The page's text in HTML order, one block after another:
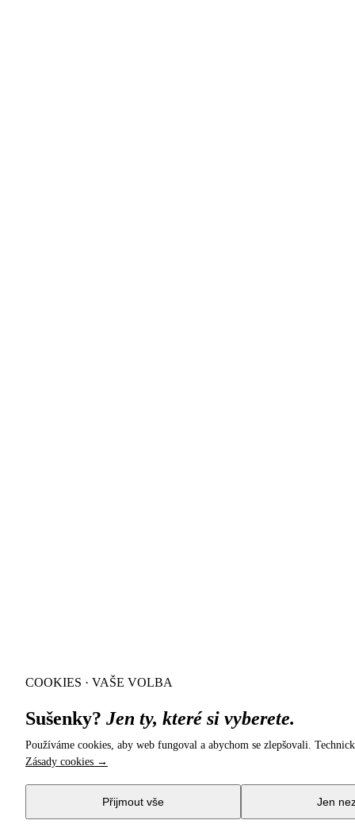
COOKIES · VAŠE VOLBA
Sušenky? Jen ty, které si vyberete.
Používáme cookies, aby web fungoval a abychom se zlepšovali.
Zásady cookies →
Přijmout vše Jen